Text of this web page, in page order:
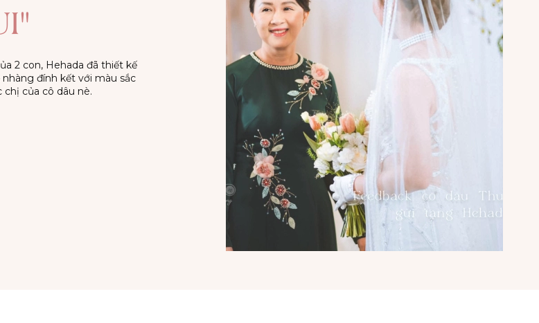
2 con, Hehada đã thiết kế
đính kết với màu sắc
của cô dâu nè.